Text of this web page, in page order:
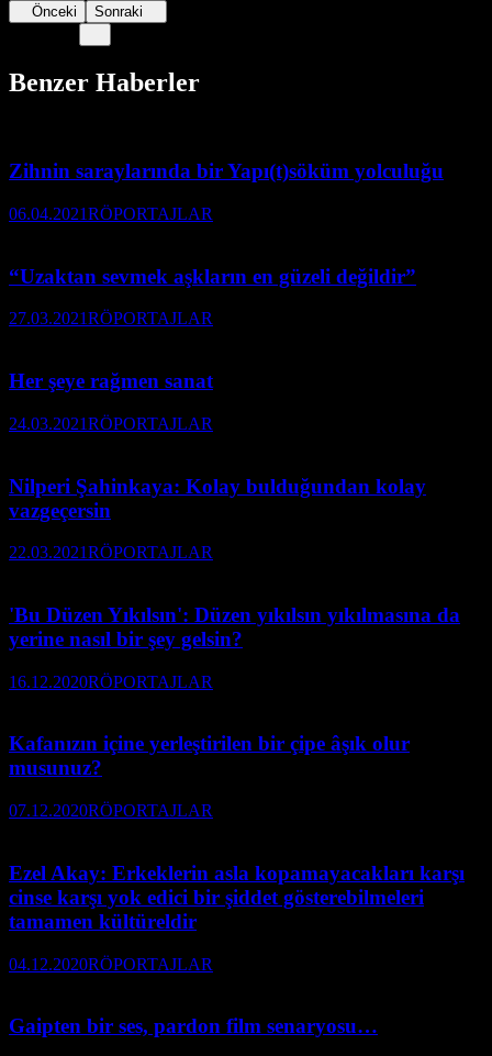
Önceki Sonraki
Benzer Haberler
Zihnin saraylarında bir Yapı(t)söküm yolculuğu
06.04.2021RÖPORTAJLAR
“Uzaktan sevmek aşkların en güzeli değildir”
27.03.2021RÖPORTAJLAR
Her şeye rağmen sanat
24.03.2021RÖPORTAJLAR
Nilperi Şahinkaya: Kolay bulduğundan kolay
vazgeçersin
22.03.2021RÖPORTAJLAR
'Bu Düzen Yıkılsın': Düzen yıkılsın yıkılmasına da
yerine nasıl bir şey gelsin?
16.12.2020RÖPORTAJLAR
Kafanızın içine yerleştirilen bir çipe âşık olur
musunuz?
07.12.2020RÖPORTAJLAR
Ezel Akay: Erkeklerin asla kopamayacakları karşı
cinse karşı yok edici bir şiddet gösterebilmeleri
tamamen kültüreldir
04.12.2020RÖPORTAJLAR
Gaipten bir ses, pardon film senaryosu…